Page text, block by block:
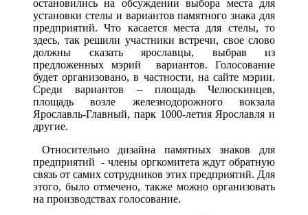
остановились на обсуждении выбора места для
установки стелы и вариантов памятного знака для
предприятий. Что касается места для стелы, то
здесь, так решили участники встречи, свое слово
должны сказать ярославцы, выбрав из
предложенных мэрий вариантов. Голосование
будет организовано, в частности, на сайте мэрии.
Среди вариантов – площадь Челюскинцев,
площадь возле железнодорожного вокзала
Ярославль-Главный, парк 1000-летия Ярославля и
другие.
Относительно дизайна памятных знаков для
предприятий - члены оргкомитета ждут обратную
связь от самих сотрудников этих предприятий. Для
этого, было отмечено, также можно организовать
на производствах голосование.